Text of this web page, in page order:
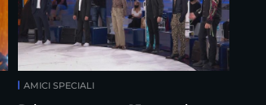
AMICI SPECIALI